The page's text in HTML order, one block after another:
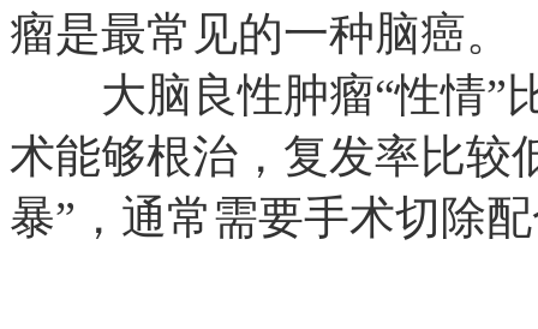
瘤是最常见的一种脑癌。
大脑良性肿瘤“性情”比
术能够根治，复发率比较
暴”，通常需要手术切除